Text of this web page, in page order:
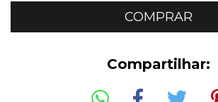
Compartilhar: